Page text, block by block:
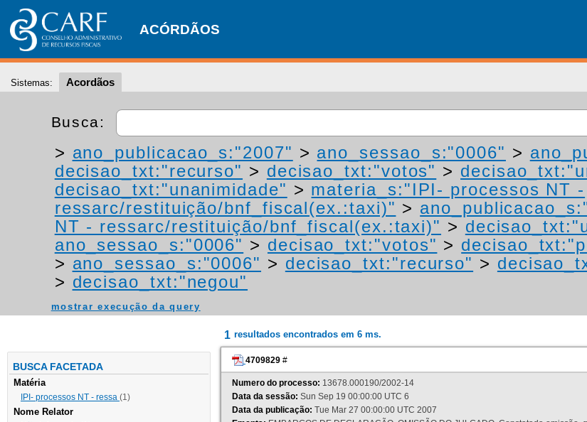
ACÓRDÃOS
Sistemas: Acordãos
Busca:
> ano_publicacao_s:"2007" > ano_sessao_s:"0006" >
decisao_txt:"recurso" > decisao_txt:"votos" >
decisao_txt:"unanimidade" > materia_s:"IPI- processos NT -
ressarc/restituição/bnf_fiscal(ex.:taxi)" >
NT - ressarc/restituição/bnf_fiscal(ex.:taxi)" >
ano_sessao_s:"0006" > decisao_txt:"votos" >
> ano_sessao_s:"0006" > decisao_txt:"recurso" >
> decisao_txt:"negou"
mostrar execução da query
BUSCA FACETADA
Matéria
IPI- processos NT - ressa (1)
Nome Relator
1 resultados encontrados em 6 ms.
4709829 #
Numero do processo: 13678.000190/2002-14
Data da sessão: Sun Sep 19 00:00:00 UTC 6
Data da publicação: Tue Mar 27 00:00:00 UTC 2007